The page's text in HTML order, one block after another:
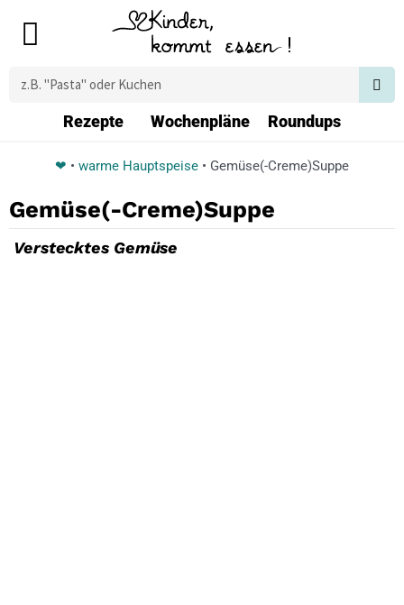
Main
Suche
Rezepte Wochenpläne Roundups
❤ • warme Hauptspeise • Gemüse(-Creme)Suppe
Gemüse(-Creme)Suppe
Verstecktes Gemüse